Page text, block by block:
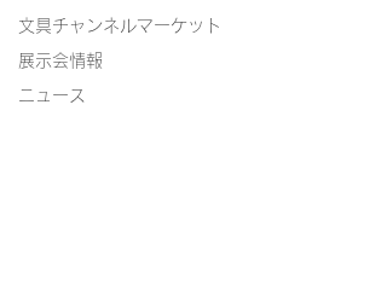
文具チャンネルマーケット
展示会情報
ニュース